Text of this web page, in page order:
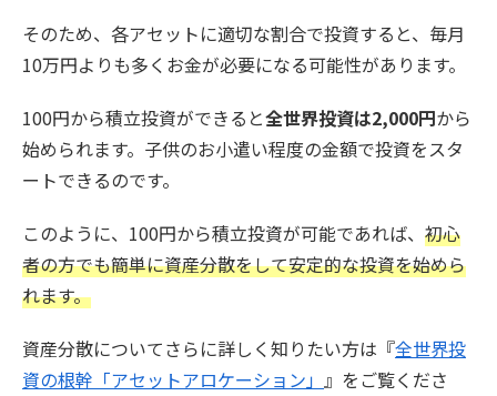
そのため、各アセットに適切な割合で投資すると、毎月
10万円よりも多くお金が必要になる可能性があります。
100円から積立投資ができると全世界投資は2,000円から
始められます。子供のお小遣い程度の金額で投資をスタ
ートできるのです。
このように、100円から積立投資が可能であれば、 初心
者の方でも簡単に資産分散をして安定的な投資を始めら
れます。
資産分散についてさらに詳しく知りたい方は『全世界投
資の根幹「アセットアロケーション」 』をご覧くださ